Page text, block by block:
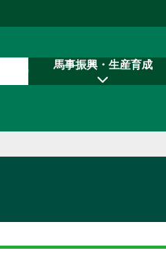
馬事振興・生産育成